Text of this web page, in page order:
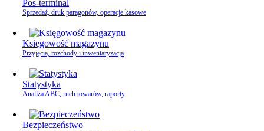
Pos-terminal
Sprzedaż, druk paragonów, operacje kasowe
Księgowość magazynu
Przyjęcia, rozchody i inwentaryzacja
Statystyka
Analiza ABC, ruch towarów, raporty
Bezpieczeństwo